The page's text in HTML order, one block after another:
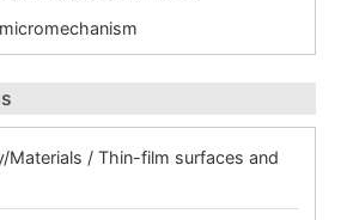
micromechanism
Materials / Thin-film surfaces and